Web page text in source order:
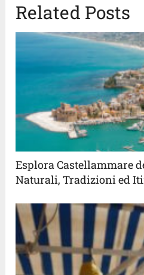
Related Posts
Esplora Castellammare
Naturali, Tradizioni ed